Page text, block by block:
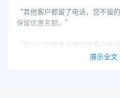
“其他客户都留了电话，您不留
保留优惠名额。”
“我们公司要求必须记录客户电
被扣绩效，您帮个忙吧?”展示全文